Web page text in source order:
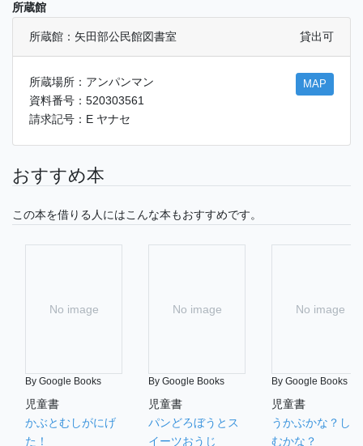
所蔵館
所蔵館：矢田部公民館図書室 貸出可
所蔵場所：アンパンマン
資料番号：520303561
請求記号：E ヤナセ
MAP
おすすめ本
この本を借りる人にはこんな本もおすすめです。
No image
By Google Books
児童書
かぶとむしがにげ
た！
No image
By Google Books
児童書
パンどろぼうとス
イーツおうじ
No image
By Google Books
児童書
うかぶかな？しず
むかな？